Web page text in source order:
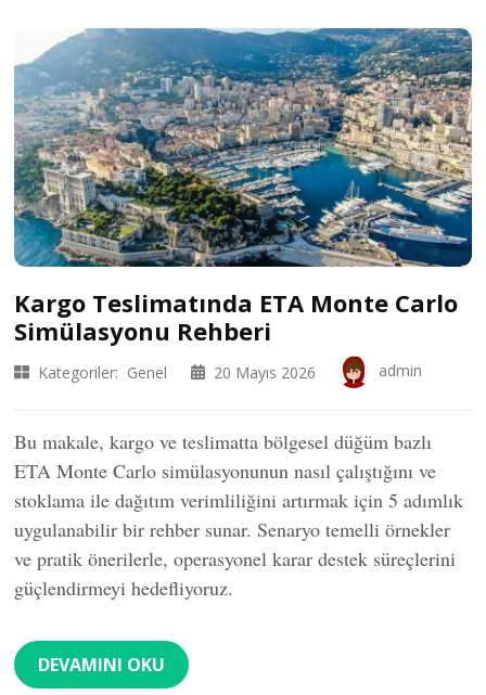
Kargo Teslimatında ETA Monte Carlo
Simülasyonu Rehberi
Kategoriler: Genel 20 Mayıs 2026 admin
Bu makale, kargo ve teslimatta bölgesel düğüm bazlı
ETA Monte Carlo simülasyonunun nasıl çalıştığını ve
stoklama ile dağıtım verimliliğini artırmak için 5 adımlık
uygulanabilir bir rehber sunar. Senaryo temelli örnekler
ve pratik önerilerle, operasyonel karar destek süreçlerini
güçlendirmeyi hedefliyoruz.
DEVAMINI OKU